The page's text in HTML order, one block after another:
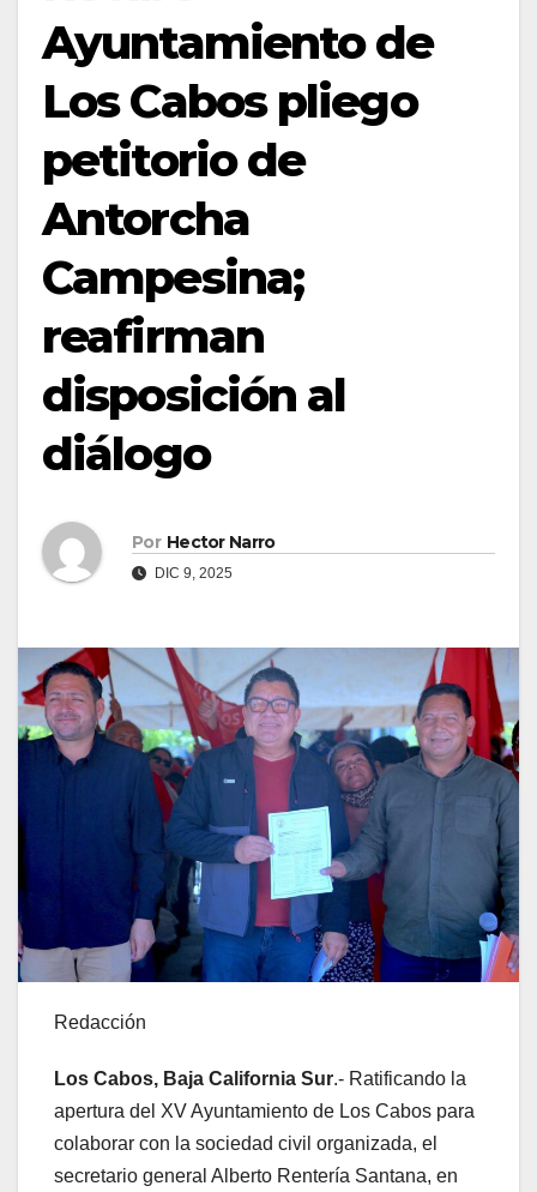
Ayuntamiento de
Los Cabos pliego
petitorio de
Antorcha
Campesina;
reafirman
disposición al
diálogo
Por Hector Narro
DIC 9, 2025
Redacción
Los Cabos, Baja California Sur.- Ratificando la
apertura del XV Ayuntamiento de Los Cabos para
colaborar con la sociedad civil organizada, el
secretario general Alberto Rentería Santana, en